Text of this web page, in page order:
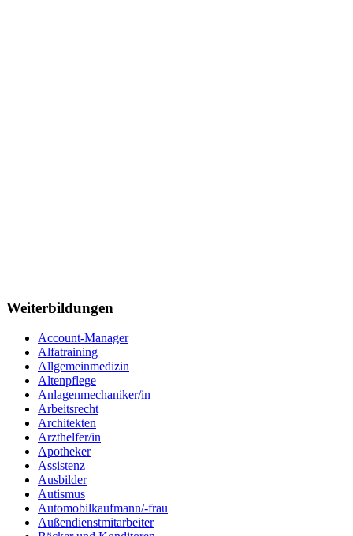
Weiterbildungen
Account-Manager
Alfatraining
Allgemeinmedizin
Altenpflege
Anlagenmechaniker/in
Arbeitsrecht
Architekten
Arzthelfer/in
Apotheker
Assistenz
Ausbilder
Autismus
Automobilkaufmann/-frau
Außendienstmitarbeiter